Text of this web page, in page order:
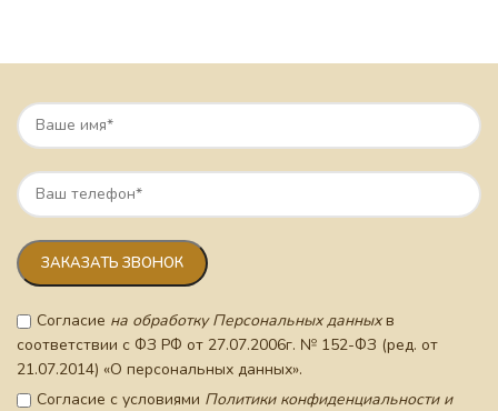
Согласие на обработку Персональных данныхв
соответствии с ФЗ РФ от 27.07.2006г. № 152-ФЗ (ред. от
21.07.2014) «О персональных данных».
Согласие с условиями Политики конфиденциальности и